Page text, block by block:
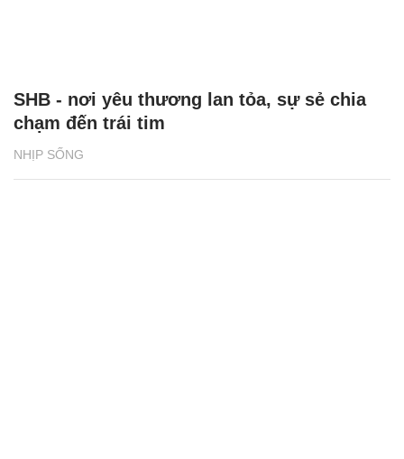
NHỊP SỐNG
SHB - nơi yêu thương lan tỏa, sự sẻ chia
chạm đến trái tim